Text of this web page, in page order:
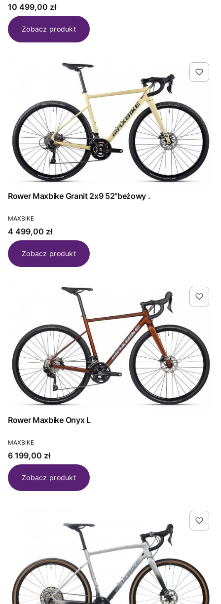
Cena
10 499,00 zł
Zobacz produkt
Rower Maxbike Granit 2x9 52"beżowy .
PRODUCENT
MAXBIKE
Cena
4 499,00 zł
Zobacz produkt
Rower Maxbike Onyx L
PRODUCENT
MAXBIKE
Cena
6 199,00 zł
Zobacz produkt